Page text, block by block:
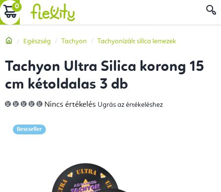
Ugrás
a
tartalomhoz
KOSÁR
Kezdőlap
Egészség Tachyon Tachyonizált silica lemezek
Tachyon Ultra Silica korong 15
cm kétoldalas 3 db
A
termék
5-
ből
Nincs értékelés Ugrás az értékeléshez
Bestseller